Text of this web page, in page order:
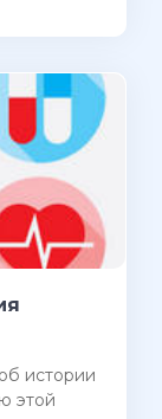
истории
этой